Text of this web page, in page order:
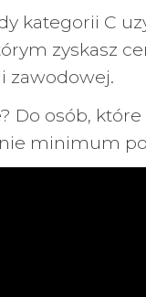
kategorii C
zyskasz
zawodowej.
Do osób,
minimum